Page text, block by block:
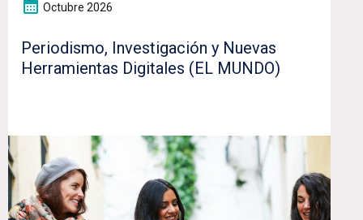
Octubre 2026
Periodismo, Investigación y Nuevas
Herramientas Digitales (EL MUNDO)